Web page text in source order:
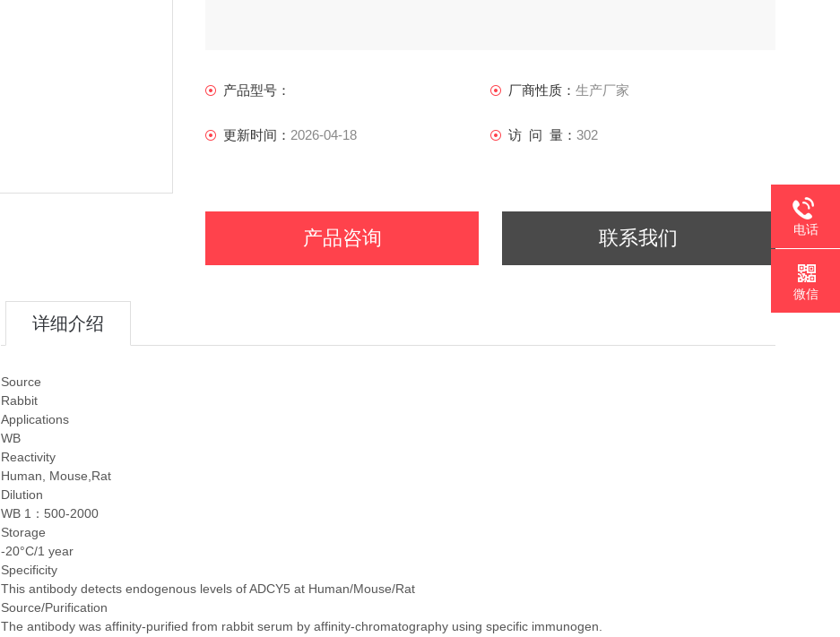
产品型号： 厂商性质： 生产厂家
更新时间： 2026-04-18 访 问 量： 302
产品咨询 联系我们
详细介绍
Source
Rabbit
Applications
WB
Reactivity
Human, Mouse,Rat
Dilution
WB 1：500-2000
Storage
-20°C/1 year
Specificity
This antibody detects endogenous levels of ADCY5 at Human/Mouse/Rat
Source/Purification
The antibody was affinity-purified from rabbit serum by affinity-chromatography using specific immunogen.
电话
微信